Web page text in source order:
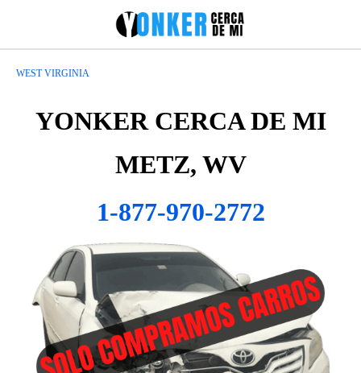
WEST VIRGINIA
YONKER CERCA DE MI
METZ, WV
1-877-970-2772